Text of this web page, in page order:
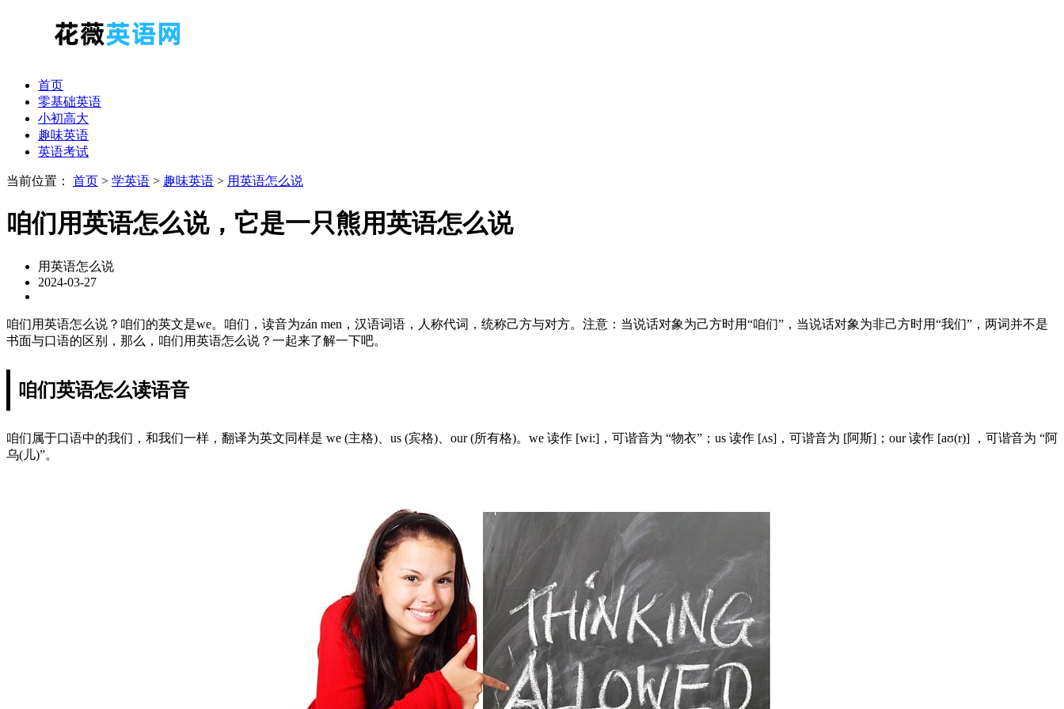
首页
零基础英语
小初高大
趣味英语
英语考试
当前位置： 首页 > 学英语 > 趣味英语 > 用英语怎么说
咱们用英语怎么说，它是一只熊用英语怎么说
用英语怎么说
2024-03-27
咱们用英语怎么说？咱们的英文是we。咱们，读音为zán men，汉语词语，人称代词，统称己方与对方。注意：当说话对象为己方时用“咱们”，当说话对象为非己方时用“我们”，两词并不是
书面与口语的区别，那么，咱们用英语怎么说？一起来了解一下吧。
咱们英语怎么读语音
咱们属于口语中的我们，和我们一样，翻译为英文同样是 we (主格)、us (宾格)、our (所有格)。we 读作 [wi:]，可谐音为 “物衣”；us 读作 [ʌs]，可谐音为 [阿斯]；our 读作 [aʊ(r)] ，可谐音为 “阿
乌(儿)”。